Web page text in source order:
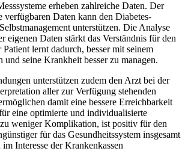
erheben zahlreiche Daten. Der
verfügbaren Daten kann den Diabetes-
unterstützen. Die Analyse
eigenen Daten stärkt das Verständnis für den
lernt dadurch, besser mit seinem
und seine Krankheit besser zu managen.
unterstützen zudem den Arzt bei der
aller zur Verfügung stehenden
damit eine bessere Erreichbarkeit
eine optimierte und individualisierte
weniger Komplikation, ist positiv für den
für das Gesundheitssystem insgesamt
Interesse der Krankenkassen